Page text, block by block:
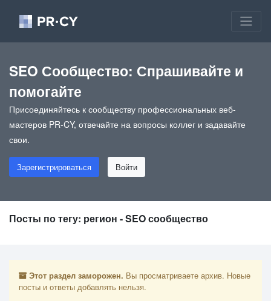
SEO Сообщество: Спрашивайте и
помогайте
Присоединяйтесь к сообществу профессиональных веб-
мастеров PR-CY, отвечайте на вопросы коллег и задавайте
свои.
Зарегистрироваться Войти
Посты по тегу: регион - SEO сообщество
Этот раздел заморожен. Вы просматриваете архив. Новые
посты и ответы добавлять нельзя.